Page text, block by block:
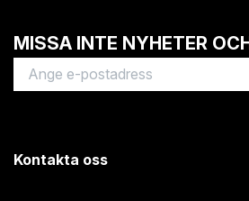
MISSA INTE NYHETER
Kontakta oss